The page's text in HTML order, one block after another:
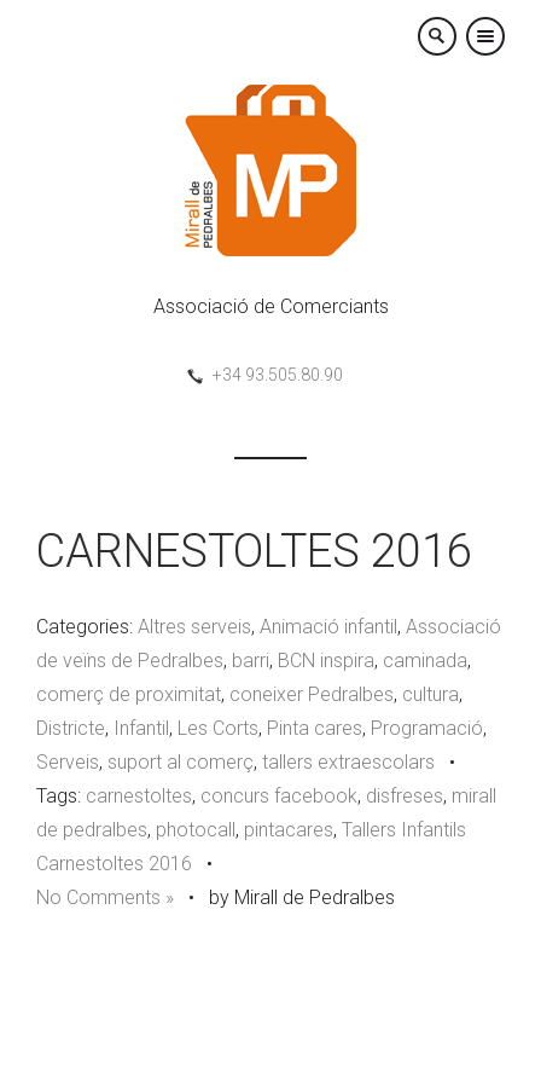
×
Associació de Comerciants
+34 93.505.80.90
CARNESTOLTES 2016
Categories: Altres serveis, Animació infantil, Associació
de veïns de Pedralbes, barri, BCN inspira, caminada,
comerç de proximitat, coneixer Pedralbes, cultura,
Districte, Infantil, Les Corts, Pinta cares, Programació,
Serveis, suport al comerç, tallers extraescolars •
Tags: carnestoltes, concurs facebook, disfreses, mirall
de pedralbes, photocall, pintacares, Tallers Infantils
Carnestoltes 2016 •
No Comments » • by Mirall de Pedralbes